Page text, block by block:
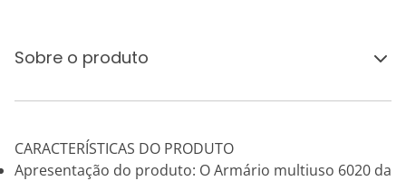
Sobre o produto
CARACTERÍSTICAS DO PRODUTO
Apresentação do produto: O Armário multiuso 6020 da